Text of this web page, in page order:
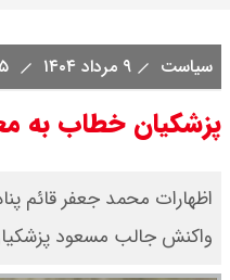
سیاست ۹ مرداد ۱۴۰۴
پزشکیان خطاب به
اظهارات محمد جعفر قائم
واکنش جالب مسعود